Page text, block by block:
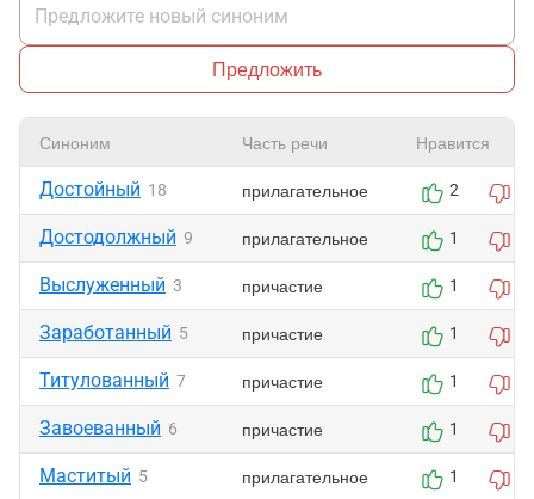
Предложить
Синоним Часть речи Нравится
Достойный 18 прилагательное 2
Достодолжный 9 прилагательное 1
Выслуженный 3 причастие 1
Заработанный 5 причастие 1
Титулованный 7 причастие 1
Завоеванный 6 причастие 1
Маститый 5 прилагательное 1